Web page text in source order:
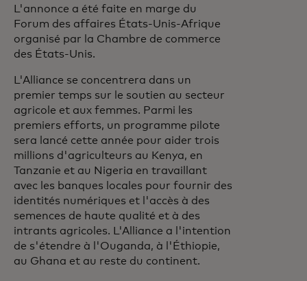
L'annonce a été faite en marge du
Forum des affaires États-Unis-Afrique
organisé par la Chambre de commerce
des États-Unis.
L'Alliance se concentrera dans un
premier temps sur le soutien au secteur
agricole et aux femmes. Parmi les
premiers efforts, un programme pilote
sera lancé cette année pour aider trois
millions d'agriculteurs au Kenya, en
Tanzanie et au Nigeria en travaillant
avec les banques locales pour fournir des
identités numériques et l'accès à des
semences de haute qualité et à des
intrants agricoles. L'Alliance a l'intention
de s'étendre à l'Ouganda, à l'Éthiopie,
au Ghana et au reste du continent.